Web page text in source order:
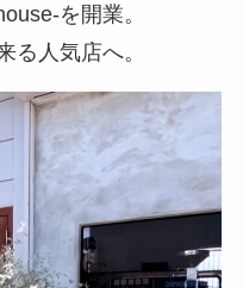
を開業。
る人気店へ。